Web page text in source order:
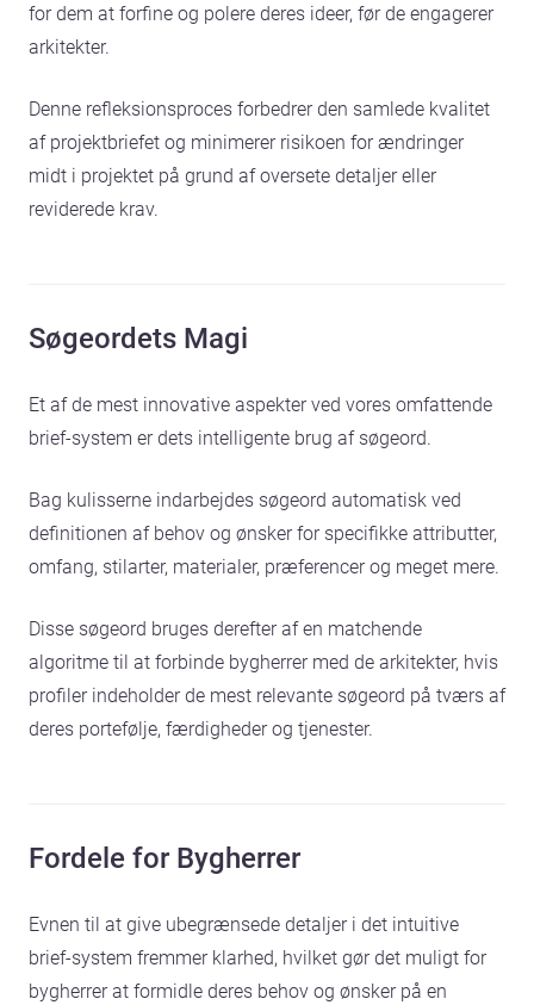
for dem at forfine og polere deres ideer, før de engagerer
arkitekter.
Denne refleksionsproces forbedrer den samlede kvalitet
af projektbriefet og minimerer risikoen for ændringer
midt i projektet på grund af oversete detaljer eller
reviderede krav.
Søgeordets Magi
Et af de mest innovative aspekter ved vores omfattende
brief-system er dets intelligente brug af søgeord.
Bag kulisserne indarbejdes søgeord automatisk ved
definitionen af behov og ønsker for specifikke attributter,
omfang, stilarter, materialer, præferencer og meget mere.
Disse søgeord bruges derefter af en matchende
algoritme til at forbinde bygherrer med de arkitekter, hvis
profiler indeholder de mest relevante søgeord på tværs af
deres portefølje, færdigheder og tjenester.
Fordele for Bygherrer
Evnen til at give ubegrænsede detaljer i det intuitive
brief-system fremmer klarhed, hvilket gør det muligt for
bygherrer at formidle deres behov og ønsker på en